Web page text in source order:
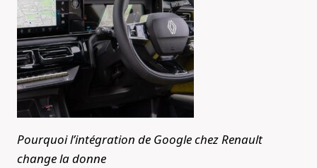
Pourquoi l’intégration de Google chez Renault
change la donne